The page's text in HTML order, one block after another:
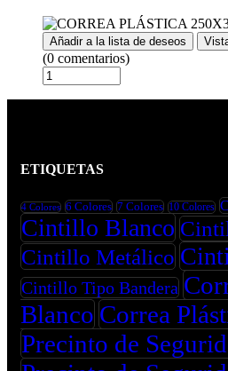
Añadir a la lista de deseos
(0 comentarios)
ETIQUETAS
4 Colores 6 Colores 7 Colores 10 Colores
Cintillo Blanco
Cintillo Metálico
Cintillo Tipo Bandera
Blanco Correa
Precinto de